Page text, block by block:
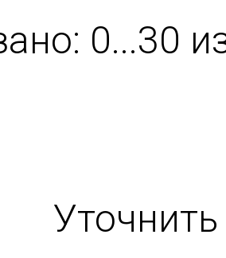
0...30